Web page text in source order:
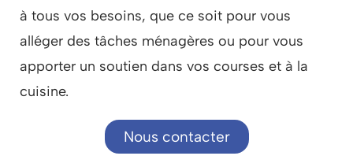
à tous vos besoins, que ce soit pour vous
alléger des tâches ménagères ou pour vous
apporter un soutien dans vos courses et à la
cuisine.
Nous contacter